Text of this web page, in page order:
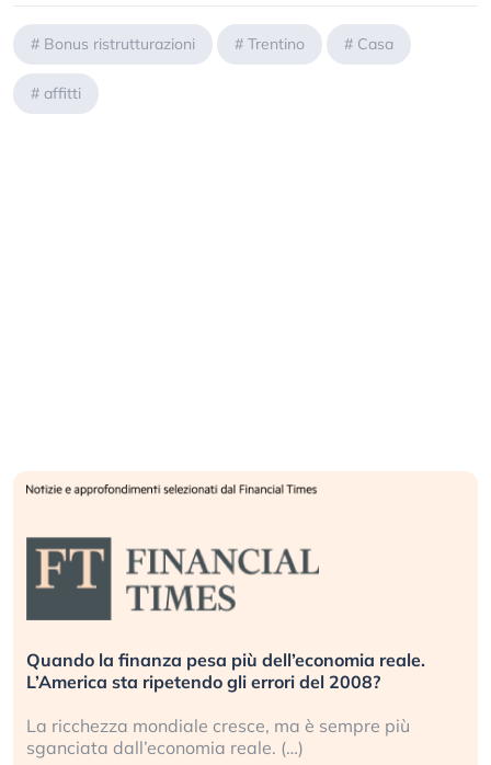
# Bonus ristrutturazioni # Trentino # Casa
# affitti
Quando la finanza pesa più dell’economia reale.
L’America sta ripetendo gli errori del 2008?
La ricchezza mondiale cresce, ma è sempre più
sganciata dall’economia reale. (…)